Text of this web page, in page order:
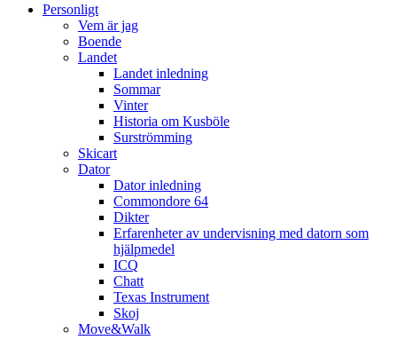
Personligt
Vem är jag
Boende
Landet
Landet inledning
Sommar
Vinter
Historia om Kusböle
Surströmming
Skicart
Dator
Dator inledning
Commondore 64
Dikter
Erfarenheter av undervisning med datorn som
hjälpmedel
ICQ
Chatt
Texas Instrument
Skoj
Move&Walk